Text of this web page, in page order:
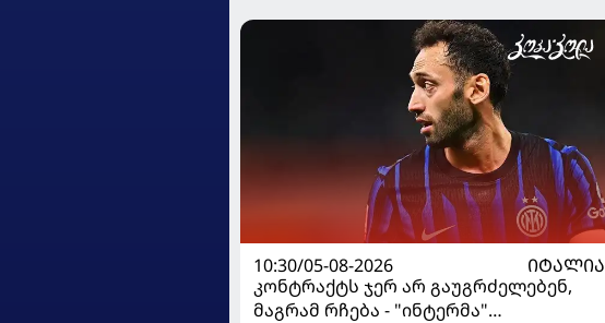
10:30/05-08-2026
ᲘᲢᲐᲚᲘᲐ
კონტრაქტს ჯერ არ გაუგრძელებენ,
მაგრამ რჩება - "ინტერმა"